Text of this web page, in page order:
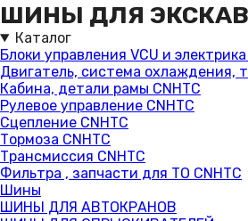
ШИНЫ ДЛЯ
Каталог
Блоки управления VCU и электрика
Двигатель, система охлаждения,
Кабина, детали рамы CNHTC
Рулевое управление CNHTC
Сцепление CNHTC
Тормоза CNHTC
Трансмиссия CNHTC
Фильтра , запчасти для ТО CNHTC
Шины
ШИНЫ ДЛЯ АВТОКРАНОВ